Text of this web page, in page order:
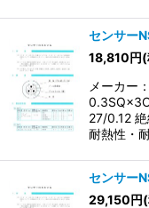
センサー
18,810円
メーカー
27/0.12
耐熱性・
センサー
29,150円